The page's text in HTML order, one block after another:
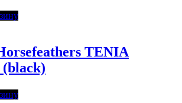
TENIA